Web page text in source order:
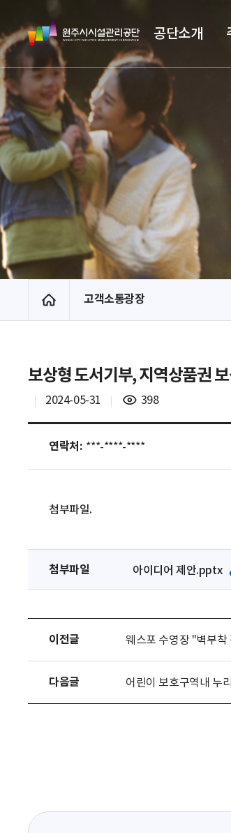
네
비
게
이
션
원
주
시
시
설
관
리
공
단
공단소개
홈 고객소통광장
보상형 도서기부, 지역상품권
2024-05-31
조
398
연락처: ***-****-****
첨부파일.
첨부파일 아이디어 제안.pptx
이전글 웨스포 수영장 "벽부착
다음글 어린이 보호구역내 누